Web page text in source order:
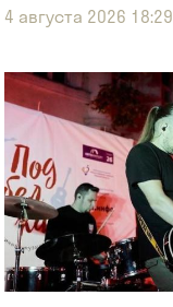
4 августа 2026 18:29